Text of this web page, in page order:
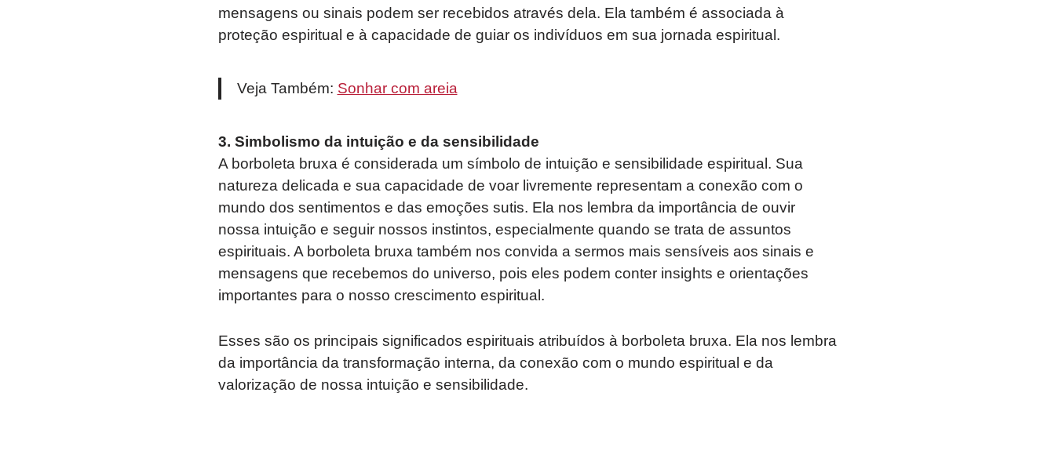
mensagens ou sinais podem ser recebidos através dela. Ela também é associada à
proteção espiritual e à capacidade de guiar os indivíduos em sua jornada espiritual.
Veja Também: Sonhar com areia
3. Simbolismo da intuição e da sensibilidade
A borboleta bruxa é considerada um símbolo de intuição e sensibilidade espiritual. Sua
natureza delicada e sua capacidade de voar livremente representam a conexão com o
mundo dos sentimentos e das emoções sutis. Ela nos lembra da importância de ouvir
nossa intuição e seguir nossos instintos, especialmente quando se trata de assuntos
espirituais. A borboleta bruxa também nos convida a sermos mais sensíveis aos sinais e
mensagens que recebemos do universo, pois eles podem conter insights e orientações
importantes para o nosso crescimento espiritual.
Esses são os principais significados espirituais atribuídos à borboleta bruxa. Ela nos lembra
da importância da transformação interna, da conexão com o mundo espiritual e da
valorização de nossa intuição e sensibilidade.